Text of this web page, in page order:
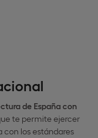
de España con
te permite ejercer
con los estándares